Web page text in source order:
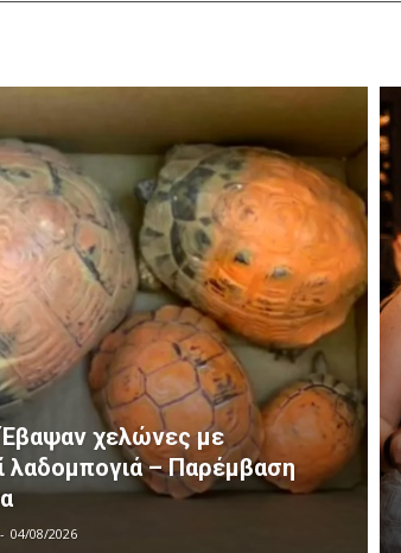
Έβαψαν χελώνες με
λαδομπογιά – Παρέμβαση
- 04/08/2026